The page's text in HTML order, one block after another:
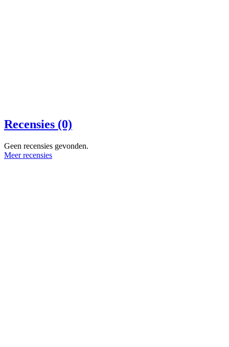
Recensies (0)
Geen recensies gevonden.
Meer recensies